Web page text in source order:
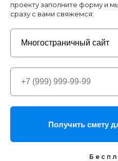
проекту заполните форму и
сразу с вами свяжемся:
Получить смету